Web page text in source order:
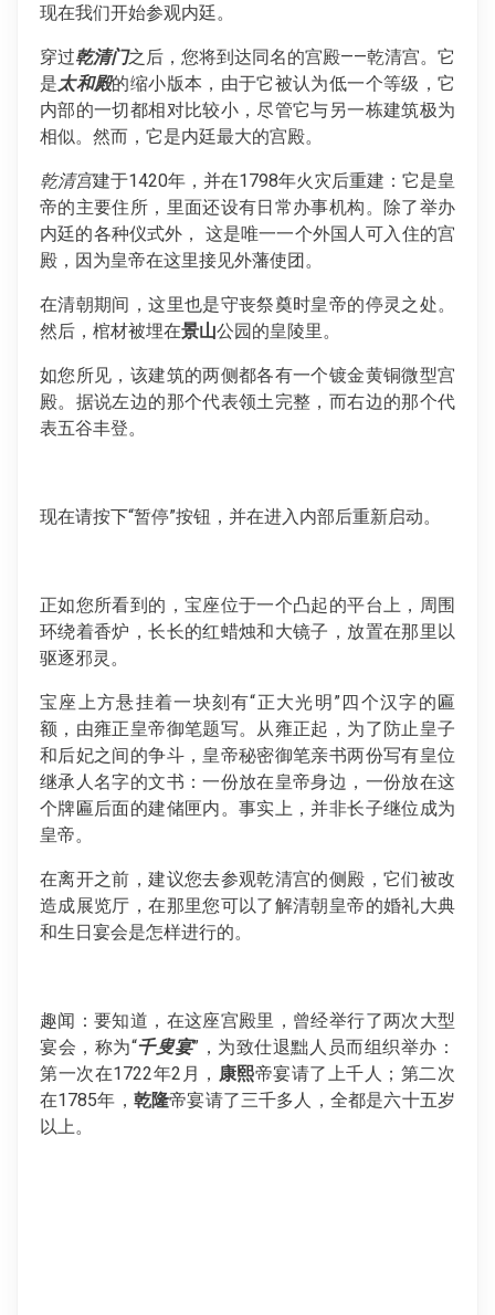
现在我们开始参观内廷。
穿过乾清门之后，您将到达同名的宫殿——乾清宫。它
是太和殿的缩小版本，由于它被认为低一个等级，它
内部的一切都相对比较小，尽管它与另一栋建筑极为
相似。然而，它是内廷最大的宫殿。
乾清宫建于1420年，并在1798年火灾后重建：它是皇
帝的主要住所，里面还设有日常办事机构。除了举办
内廷的各种仪式外， 这是唯一一个外国人可入住的宫
殿，因为皇帝在这里接见外藩使团。
在清朝期间，这里也是守丧祭奠时皇帝的停灵之处。
然后，棺材被埋在景山公园的皇陵里。
如您所见，该建筑的两侧都各有一个镀金黄铜微型宫
殿。据说左边的那个代表领土完整，而右边的那个代
表五谷丰登。
现在请按下“暂停”按钮，并在进入内部后重新启动。
正如您所看到的，宝座位于一个凸起的平台上，周围
环绕着香炉，长长的红蜡烛和大镜子，放置在那里以
驱逐邪灵。
宝座上方悬挂着一块刻有“正大光明”四个汉字的匾
额，由雍正皇帝御笔题写。从雍正起，为了防止皇子
和后妃之间的争斗，皇帝秘密御笔亲书两份写有皇位
继承人名字的文书：一份放在皇帝身边，一份放在这
个牌匾后面的建储匣内。事实上，并非长子继位成为
皇帝。
在离开之前，建议您去参观乾清宫的侧殿，它们被改
造成展览厅，在那里您可以了解清朝皇帝的婚礼大典
和生日宴会是怎样进行的。
趣闻：要知道，在这座宫殿里，曾经举行了两次大型
宴会，称为“千叟宴”，为致仕退黜人员而组织举办：
第一次在1722年2月， 康熙帝宴请了上千人；第二次
在1785年， 乾隆帝宴请了三千多人，全都是六十五岁
以上。